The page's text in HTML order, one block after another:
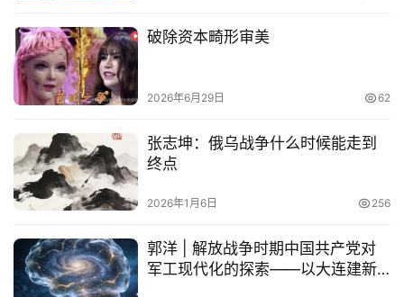
专
题
列
表
快
讯
更
多
页
面
破除资本畸形审美
2026年6月29日 62
张志坤：俄乌战争什么时候能走到
终点
2026年1月6日 256
郭洋 | 解放战争时期中国共产党对
军工现代化的探索——以大连建新